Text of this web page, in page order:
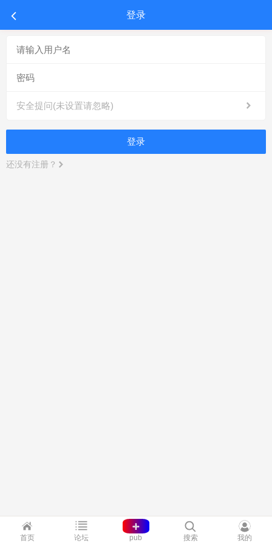
登录
安全提问(未设置请忽略)
登录
还没有注册？
首页 论坛
+
pub 搜索 我的